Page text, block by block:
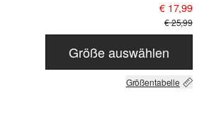
€ 17,99
€ 25,99
Größe auswählen
Größentabelle